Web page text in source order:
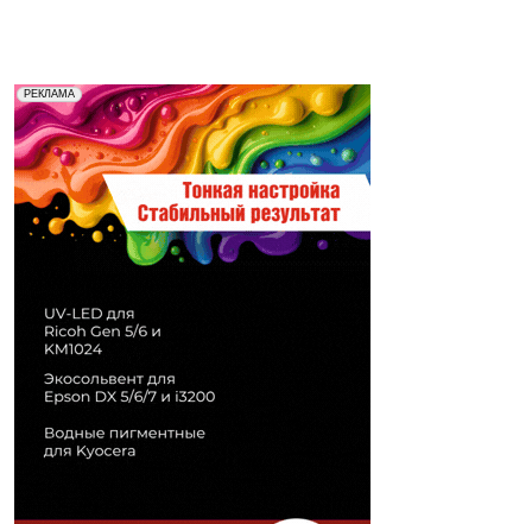
РЕКЛАМА
Реклама. Рекламодатель ООО "Передовые Системы
Печати" erid: 2SDnjd2d4Qz